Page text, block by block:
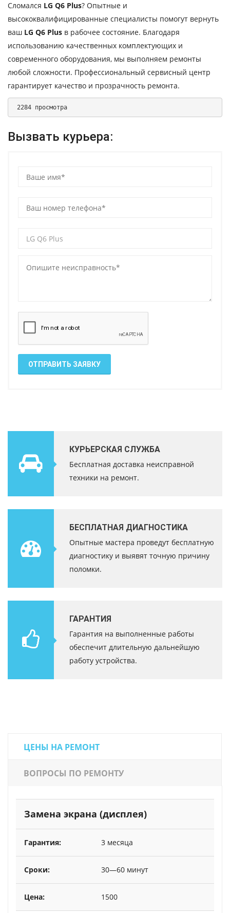
Сломался LG Q6 Plus? Опытные и
высококвалифицированные специалисты помогут вернуть
ваш LG Q6 Plus в рабочее состояние. Благодаря
использованию качественных комплектующих и
современного оборудования, мы выполняем ремонты
любой сложности. Профессиональный сервисный центр
гарантирует качество и прозрачность ремонта.
2284 просмотра
Вызвать курьера:
ОТПРАВИТЬ ЗАЯВКУ
КУРЬЕРСКАЯ СЛУЖБА
Бесплатная доставка неисправной
техники на ремонт.
БЕСПЛАТНАЯ ДИАГНОСТИКА
Опытные мастера проведут бесплатную
диагностику и выявят точную причину
поломки.
ГАРАНТИЯ
Гарантия на выполненные работы
обеспечит длительную дальнейшую
работу устройства.
ЦЕНЫ НА РЕМОНТ
ВОПРОСЫ ПО РЕМОНТУ
Замена экрана (дисплея)
3 месяца
30—60 минут
1500